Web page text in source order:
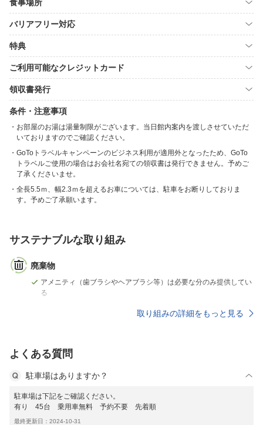
食事場所
バリアフリー対応
特典
ご利用可能なクレジットカード
領収書発行
条件・注意事項
お部屋のお湯は湯量制限がございます。当日館内案内を渡しさせていただ
いておりますのでご確認ください。
GoToトラベルキャンペーンのビジネス利用が適用外となったため、GoTo
トラベルご使用の場合はお会社名宛ての領収書は発行できません。予めご
了承くださいませ。
全長5.5ｍ、幅2.3ｍを超えるお車については、駐車をお断りしておりま
す。予めご了承願います。
サステナブルな取り組み
廃棄物
アメニティ（歯ブラシやヘアブラシ等）は必要な分のみ提供してい
る
取り組みの詳細をもっと見る
よくある質問
駐車場はありますか？
駐車場は下記をご確認ください。
有り 45台 乗用車無料 予約不要 先着順
最終更新日：2024-10-31